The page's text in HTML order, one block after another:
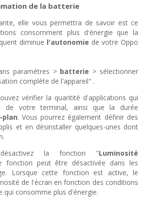
de la batterie
elle vous permettra de savoir est ce
consomment plus d'énergie que la
diminue l'autonomie de votre Oppo
paramètres > batterie > sélectionner
complète de l'appareil" .
vérifier la quantité d'applications qui
de votre terminal, ainsi que la durée
plan. Vous pourrez également définir des
et en désinstaller quelques-unes dont
la fonction "Luminosité
fonction peut être désactivée dans les
Lorsque cette fonction est active, le
de l'écran en fonction des conditions
qui consomme plus d'énergie.